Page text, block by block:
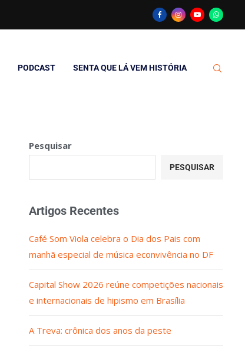
PODCAST SENTA QUE LÁ VEM HISTÓRIA
Pesquisar
PESQUISAR
Artigos Recentes
Café Som Viola celebra o Dia dos Pais com
manhã especial de música econvivência no DF
Capital Show 2026 reúne competições nacionais
e internacionais de hipismo em Brasília
A Treva: crônica dos anos da peste